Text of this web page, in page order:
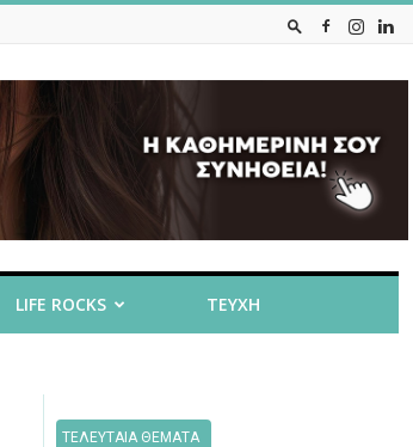
LIFE ROCKS ΤΕΥΧΗ
ΤΕΛΕΥΤΑΙΑ ΘΕΜΑΤΑ